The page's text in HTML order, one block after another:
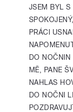
JSEM BYL S
PRÁCI
DO NOČNIN
MĚ, PANE
NAHLAS
DO NOČNI